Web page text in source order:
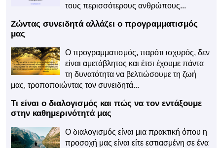
τους περισσότερους ανθρώπους...
Ζώντας συνειδητά αλλάζει ο προγραμματισμός
μας
Ο προγραμματισμός, παρότι ισχυρός, δεν
είναι αμετάβλητος και έτσι έχουμε πάντα
τη δυνατότητα να βελτιώσουμε τη ζωή
μας, τροποποιώντας τον συνειδητά...
Τι είναι ο διαλογισμός και πώς να τον εντάξουμε
στην καθημερινότητά μας
Ο διαλογισμός είναι μια πρακτική όπου η
προσοχή μας είναι είτε εστιασμένη σε ένα